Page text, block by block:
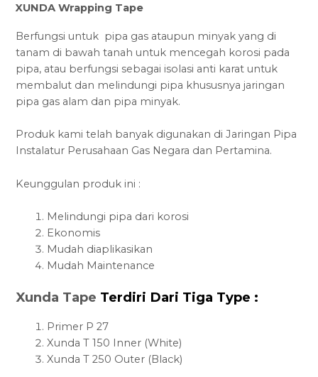
XUNDA Wrapping Tape
Berfungsi untuk pipa gas ataupun minyak yang di
tanam di bawah tanah untuk mencegah korosi pada
pipa, atau berfungsi sebagai isolasi anti karat untuk
membalut dan melindungi pipa khususnya jaringan
pipa gas alam dan pipa minyak.
Produk kami telah banyak digunakan di Jaringan Pipa
Instalatur Perusahaan Gas Negara dan Pertamina.
Keunggulan produk ini :
Melindungi pipa dari korosi
Ekonomis
Mudah diaplikasikan
Mudah Maintenance
Xunda Tape Terdiri Dari Tiga Type :
Primer P 27
Xunda T 150 Inner (White)
Xunda T 250 Outer (Black)